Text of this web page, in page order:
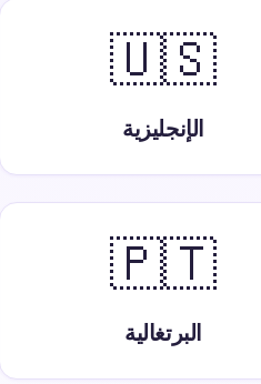
🇺🇸
الإنجليزية
🇵🇹
البرتغالية